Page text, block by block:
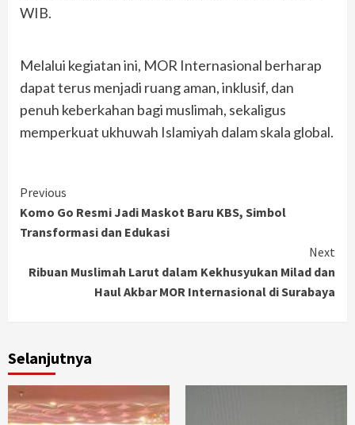
WIB.
Melalui kegiatan ini, MOR Internasional berharap
dapat terus menjadi ruang aman, inklusif, dan
penuh keberkahan bagi muslimah, sekaligus
memperkuat ukhuwah Islamiyah dalam skala global.
Continue
Reading
Previous
Komo Go Resmi Jadi Maskot Baru KBS, Simbol
Transformasi dan Edukasi
Next
Ribuan Muslimah Larut dalam Kekhusyukan Milad dan
Haul Akbar MOR Internasional di Surabaya
Selanjutnya